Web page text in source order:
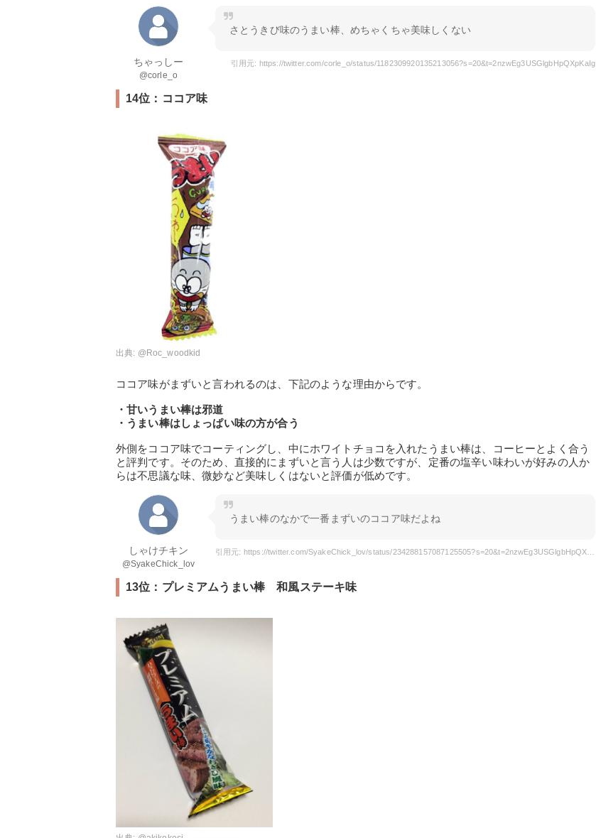
ちゃっしー
@corle_o
さとうきび味のうまい棒、めちゃくちゃ美味しくない
引用元: https://twitter.com/corle_o/status/1182309920135213056?s=20&t=2nzwEg3USGlgbHpQXpKaIg
14位：ココア味
出典: @Roc_woodkid
ココア味がまずいと言われるのは、下記のような理由からです。
・甘いうまい棒は邪道
・うまい棒はしょっぱい味の方が合う
外側をココア味でコーティングし、中にホワイトチョコを入れたうまい棒は、コーヒーとよく合う
と評判です。そのため、直接的にまずいと言う人は少数ですが、定番の塩辛い味わいが好みの人か
らは不思議な味、微妙など美味しくはないと評価が低めです。
しゃけチキン
@SyakeChick_lov
うまい棒のなかで一番まずいのココア味だよね
13位：プレミアムうまい棒 和風ステーキ味